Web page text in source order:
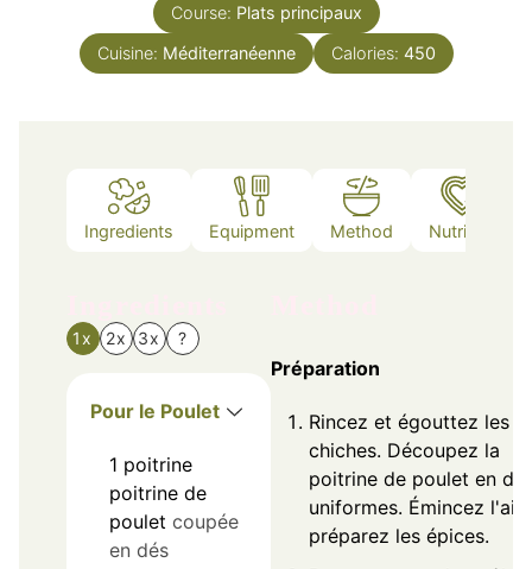
Course: Plats principaux
Cuisine: Méditerranéenne Calories: 450
Ingredients Equipment Method Nutrition
1x 2x 3x ?
Pour le Poulet
1 poitrine
poitrine de
poulet coupée
en dés
Préparation
Rincez et égouttez les
chiches. Découpez la
poitrine de poulet en
uniformes. Émincez l'ail
préparez les épices.